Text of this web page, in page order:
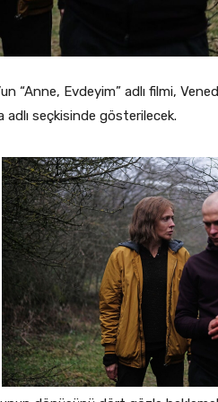
“Anne, Evdeyim” adlı filmi,
adlı seçkisinde gösterilecek.